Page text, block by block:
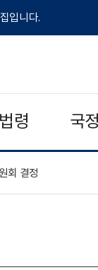
입니다.
령 국
회 결정